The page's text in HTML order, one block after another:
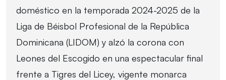
doméstico en la temporada 2024-2025 de la
Liga de Béisbol Profesional de la República
Dominicana (LIDOM) y alzó la corona con
Leones del Escogido en una espectacular final
frente a Tigres del Licey, vigente monarca